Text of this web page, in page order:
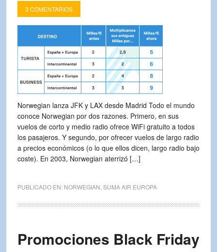
3 COMENTARIOS
Norwegian lanza JFK y LAX desde Madrid Todo el mundo
conoce Norwegian por dos razones. Primero, en sus
vuelos de corto y medio radio ofrece WiFi gratuito a todos
los pasajeros. Y segundo, por ofrecer vuelos de largo radio
a precios económicos (o lo que ellos dicen, largo radio bajo
coste). En 2003, Norwegian aterrizó […]
PUBLICADO EN: NORWEGIAN,SUMA AIR EUROPA
Promociones Black Friday